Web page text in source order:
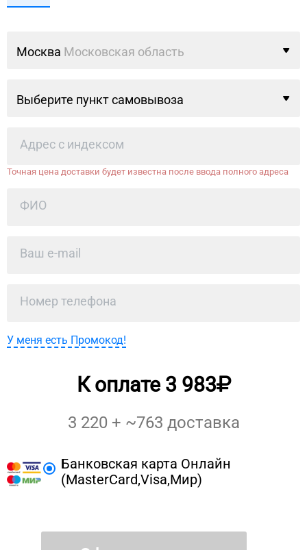
Москва Московская область
Выберите пункт самовывоза
Точная цена доставки будет известна после ввода полного адреса
У меня есть Промокод!
К оплате 3 983
3 220 + ~763 доставка
Банковская карта Онлайн
(MasterCard,Visa,Мир)